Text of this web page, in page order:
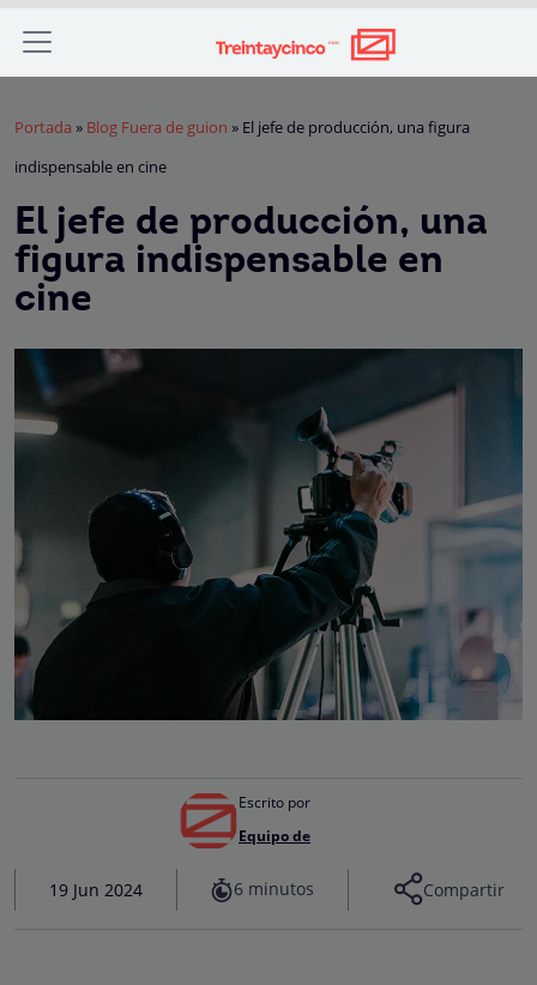
Portada » Blog Fuera de guion » El jefe de producción, una figura
indispensable en cine
El jefe de producción, una
figura indispensable en
cine
Escrito por
Equipo de
19 Jun 2024 6 minutos Compartir